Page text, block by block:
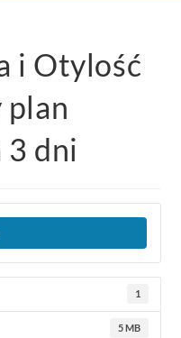
i Otylość
plan
dni
1
5 MB